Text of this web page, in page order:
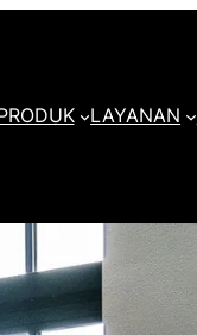
LAYANAN